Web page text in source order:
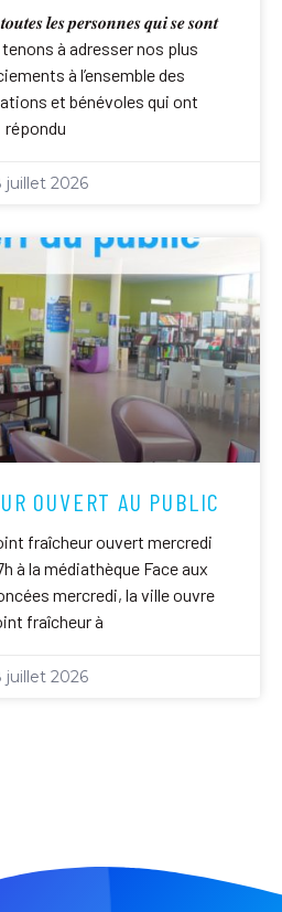
𝒍𝒆𝒔 𝒑𝒆𝒓𝒔𝒐𝒏𝒏𝒆𝒔 𝒒𝒖𝒊 𝒔𝒆 𝒔𝒐𝒏𝒕
tenons à adresser nos plus
à l’ensemble des
et bénévoles qui ont
répondu
juillet 2026
OUVERT AU PUBLIC
fraîcheur ouvert mercredi
à la médiathèque Face aux
mercredi, la ville ouvre
fraîcheur à
juillet 2026